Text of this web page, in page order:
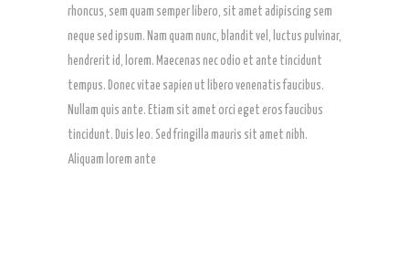
rhoncus, sem quam semper libero, sit amet adipiscing sem
neque sed ipsum. Nam quam nunc, blandit vel, luctus pulvinar,
hendrerit id, lorem. Maecenas nec odio et ante tincidunt
tempus. Donec vitae sapien ut libero venenatis faucibus.
Nullam quis ante. Etiam sit amet orci eget eros faucibus
tincidunt. Duis leo. Sed fringilla mauris sit amet nibh.
Aliquam lorem ante